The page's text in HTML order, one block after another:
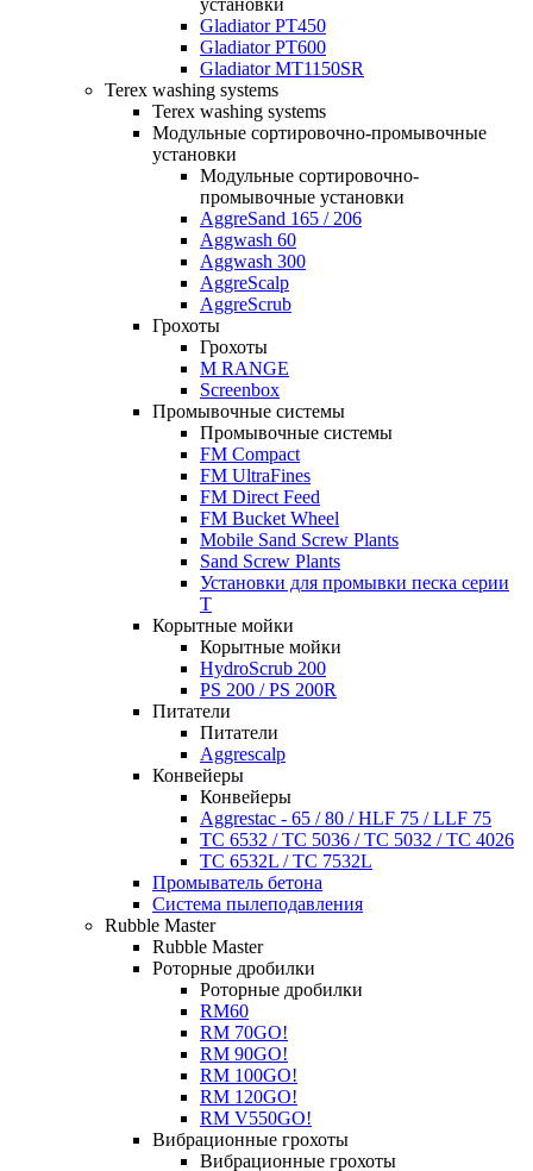
установки
Gladiator PT450
Gladiator PT600
Gladiator MT1150SR
Terex washing systems
Terex washing systems
Модульные сортировочно-промывочные
установки
Модульные сортировочно-
промывочные установки
AggreSand 165 / 206
Aggwash 60
Aggwash 300
AggreScalp
AggreScrub
Грохоты
Грохоты
M RANGE
Screenbox
Промывочные системы
Промывочные системы
FM Compact
FM UltraFines
FM Direct Feed
FM Bucket Wheel
Mobile Sand Screw Plants
Sand Screw Plants
Установки для промывки песка серии
Т
Корытные мойки
Корытные мойки
HydroScrub 200
PS 200 / PS 200R
Питатели
Питатели
Aggrescalp
Конвейеры
Конвейеры
Aggrestac - 65 / 80 / HLF 75 / LLF 75
TC 6532 / TC 5036 / TC 5032 / TC 4026
TC 6532L / TC 7532L
Промыватель бетона
Система пылеподавления
Rubble Master
Rubble Master
Роторные дробилки
Роторные дробилки
RM60
RM 70GO!
RM 90GO!
RM 100GO!
RM 120GO!
RM V550GO!
Вибрационные грохоты
Вибрационные грохоты